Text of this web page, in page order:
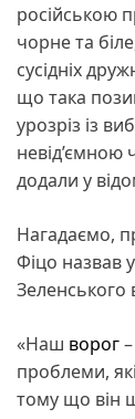
російською
чорне та
сусідніх
що така
урозріз із
невід’ємною
додали у
Нагадаємо,
Фіцо назвав
«Наш ворог
проблеми,
тому що він